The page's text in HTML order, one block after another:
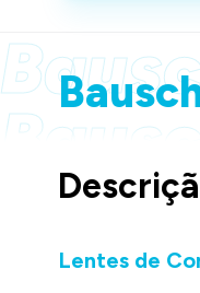
Lentes de